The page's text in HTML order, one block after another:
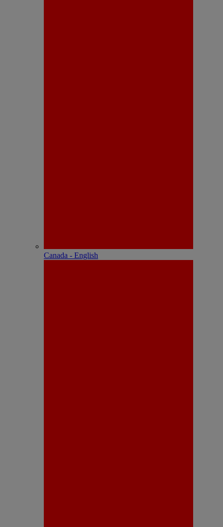
Canada - English